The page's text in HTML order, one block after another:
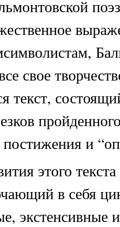
свое
текст,
и
этого
в себя
экстенсивные